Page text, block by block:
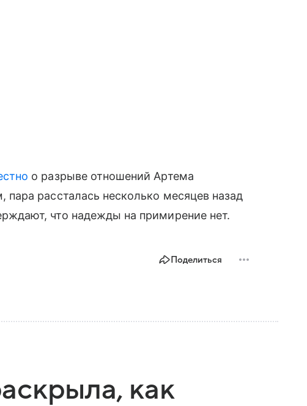
о разрыве отношений Артема
рассталась несколько месяцев назад
что надежды на примирение нет.
Поделиться
как